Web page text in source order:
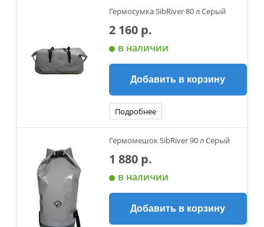
Гермосумка SibRiver 80 л Серый
2 160 р.
в наличии
Добавить в корзину
Подробнее
Гермомешок SibRiver 90 л Серый
1 880 р.
в наличии
Добавить в корзину